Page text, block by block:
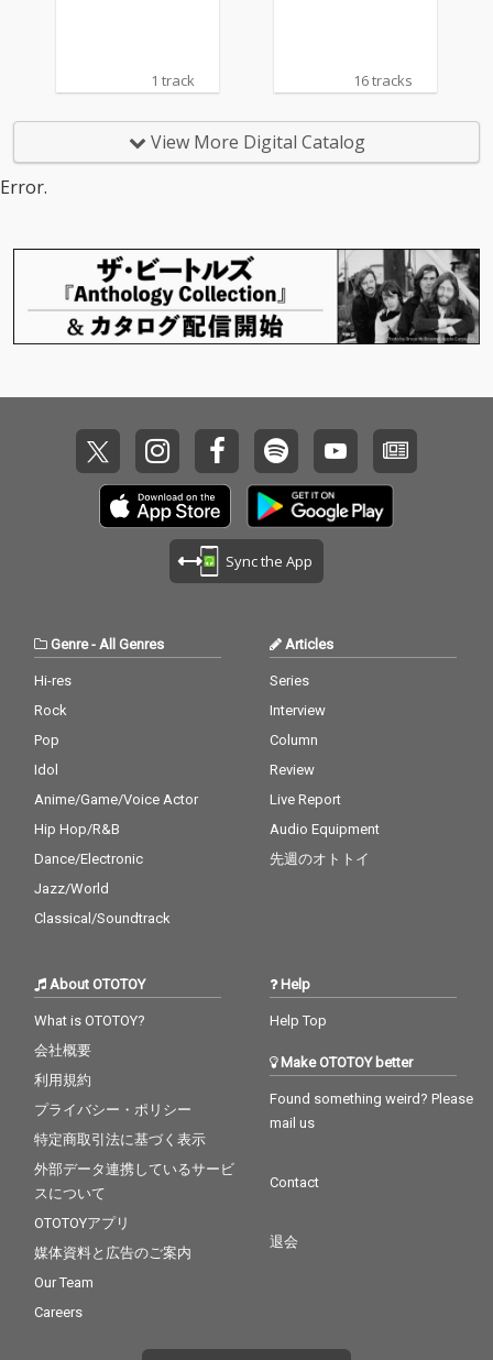
1 track 16 tracks
View More Digital Catalog
Error.
Sync the App
Genre- All Genres
Hi-res
Rock
Pop
Idol
Anime/Game/Voice Actor
Hip Hop/R&B
Dance/Electronic
Jazz/World
Classical/Soundtrack
Articles
Series
Interview
Column
Review
Live Report
Audio Equipment
先週のオトトイ
About OTOTOY
What is OTOTOY?
会社概要
利用規約
プライバシー・ポリシー
特定商取引法に基づく表示
外部データ連携しているサービ
スについて
OTOTOYアプリ
媒体資料と広告のご案内
Our Team
Careers
Help
Help Top
Make OTOTOY better
Found something weird? Please
mail us
Contact
退会